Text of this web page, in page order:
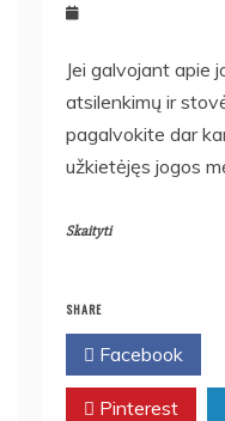
Jei galvojant apie
atsilenkimų ir
pagalvokite dar
užkietėjęs jogos
Skaityti
SHARE
Facebook
Pinterest